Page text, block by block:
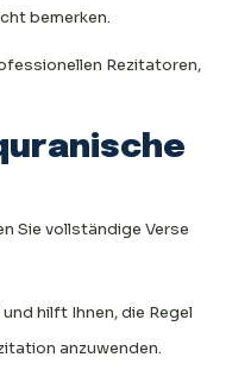
bemerken.
Rezitatoren,
Sie vollständige Verse
hilft Ihnen, die Regel
anzuwenden.